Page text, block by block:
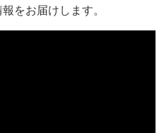
をお届けします。